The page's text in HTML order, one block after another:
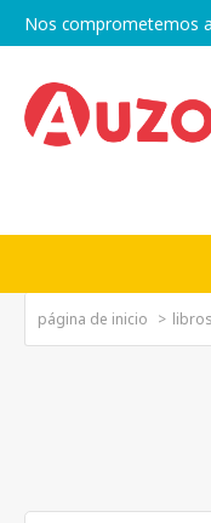
Nos comprometemos
página de inicio